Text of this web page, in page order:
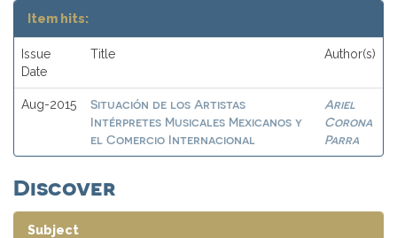
Item hits:
Issue
Date
Title Author(s)
Aug-2015
Situación de los Artistas
Intérpretes Musicales Mexicanos y
el Comercio Internacional
Ariel
Corona
Parra
Discover
Subject